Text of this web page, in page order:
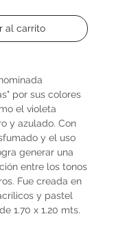
al carrito
por sus colores
el violeta
y azulado. Con
y el uso
generar una
entre los tonos
Fue creada en
y pastel
1.70 x 1.20 mts.